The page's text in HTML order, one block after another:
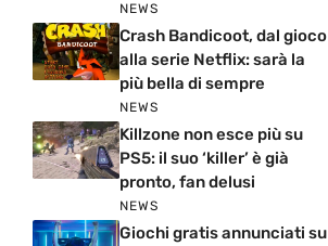
NEWS
Crash Bandicoot, dal gioco
alla serie Netflix: sarà la
più bella di sempre
NEWS
Killzone non esce più su
PS5: il suo ‘killer’ è già
pronto, fan delusi
NEWS
Giochi gratis annunciati su